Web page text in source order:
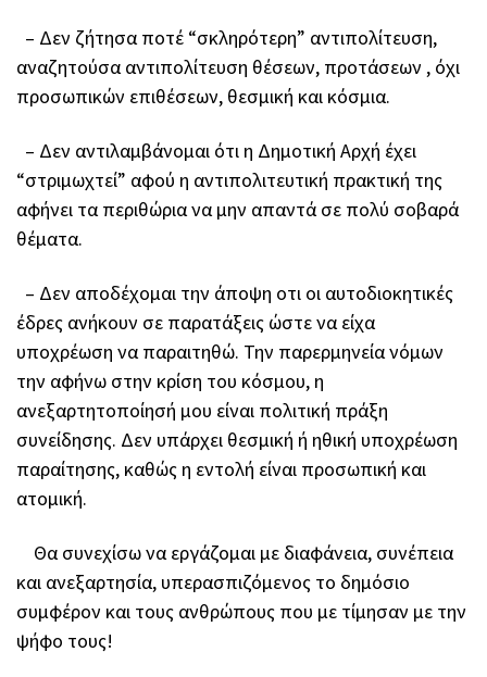
– Δεν ζήτησα ποτέ “σκληρότερη” αντιπολίτευση,
αναζητούσα αντιπολίτευση θέσεων, προτάσεων , όχι
προσωπικών επιθέσεων, θεσμική και κόσμια.
– Δεν αντιλαμβάνομαι ότι η Δημοτική Αρχή έχει
“στριμωχτεί” αφού η αντιπολιτευτική πρακτική της
αφήνει τα περιθώρια να μην απαντά σε πολύ σοβαρά
θέματα.
– Δεν αποδέχομαι την άποψη οτι οι αυτοδιοκητικές
έδρες ανήκουν σε παρατάξεις ώστε να είχα
υποχρέωση να παραιτηθώ. Την παρερμηνεία νόμων
την αφήνω στην κρίση του κόσμου, η
ανεξαρτητοποίησή μου είναι πολιτική πράξη
συνείδησης. Δεν υπάρχει θεσμική ή ηθική υποχρέωση
παραίτησης, καθώς η εντολή είναι προσωπική και
ατομική.
Θα συνεχίσω να εργάζομαι με διαφάνεια, συνέπεια
και ανεξαρτησία, υπερασπιζόμενος το δημόσιο
συμφέρον και τους ανθρώπους που με τίμησαν με την
ψήφο τους!